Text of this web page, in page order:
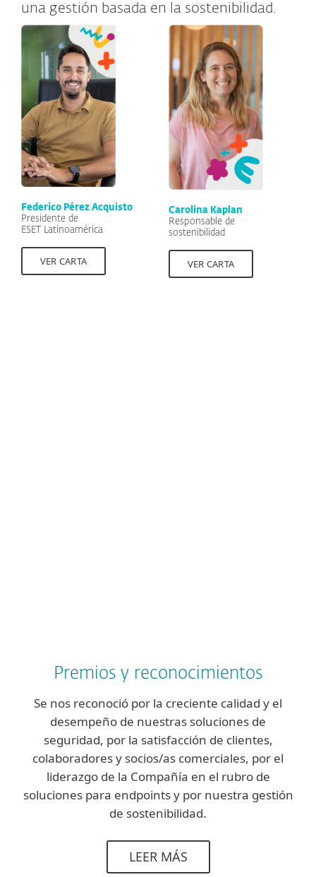
una gestión basada en la sostenibilidad.
Federico Pérez Acquisto
Presidente de
ESET Latinoamérica
VER CARTA
Carolina Kaplan
Responsable de
sostenibilidad
VER CARTA
Premios y reconocimientos
Se nos reconoció por la creciente calidad y el
desempeño de nuestras soluciones de
seguridad, por la satisfacción de clientes,
colaboradores y socios/as comerciales, por el
liderazgo de la Compañía en el rubro de
soluciones para endpoints y por nuestra gestión
de sostenibilidad.
LEER MÁS